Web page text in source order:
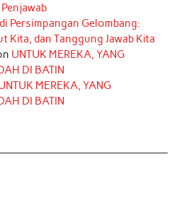
Persimpangan Gelombang:
Kita, dan Tanggung Jawab Kita
UNTUK MEREKA, YANG
DI BATIN
MEREKA, YANG
DI BATIN